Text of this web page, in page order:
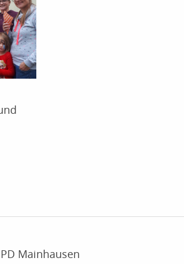
Mainhausen